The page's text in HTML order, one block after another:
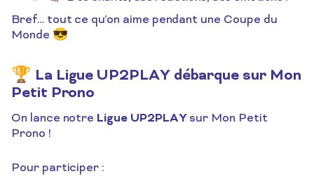
Bref… tout ce qu’on aime pendant une Coupe du
Monde 😎
🏆 La Ligue UP2PLAY débarque sur Mon
Petit Prono
On lance notre Ligue UP2PLAYsur Mon Petit
Prono !
Pour participer :